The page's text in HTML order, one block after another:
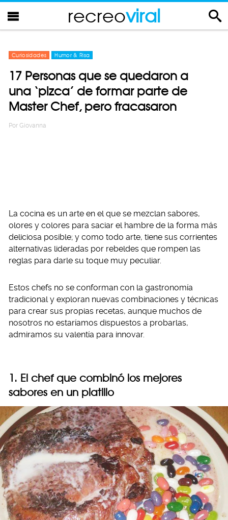
recreoviral
Curiosidades Humor & Risa
17 Personas que se quedaron a
una ‘pizca’ de formar parte de
Master Chef, pero fracasaron
Por Giovanna
La cocina es un arte en el que se mezclan sabores,
olores y colores para saciar el hambre de la forma más
deliciosa posible; y como todo arte, tiene sus corrientes
alternativas lideradas por rebeldes que rompen las
reglas para darle su toque muy peculiar.
Estos chefs no se conforman con la gastronomía
tradicional y exploran nuevas combinaciones y técnicas
para crear sus propias recetas, aunque muchos de
nosotros no estaríamos dispuestos a probarlas,
admiramos su valentía para innovar.
1. El chef que combinó los mejores
sabores en un platillo